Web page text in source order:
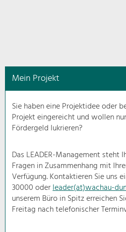
Mein Projekt
Sie haben eine Projektidee oder
Projekt eingereicht und wollen
Fördergeld lukrieren?
Das LEADER-Management steht
Fragen in Zusammenhang mit
Verfügung. Kontaktieren Sie uns
30000 oderleader(at)wachau-
unserem Büro in Spitz erreichen
Freitag nach telefonischer